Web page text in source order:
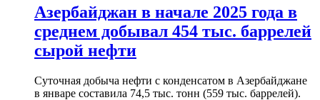
Азербайджан в начале 2025 года в
среднем добывал 454 тыс. баррелей
сырой нефти
Суточная добыча нефти с конденсатом в Азербайджане
в январе составила 74,5 тыс. тонн (559 тыс. баррелей).